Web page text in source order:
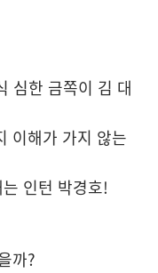
심한 금쪽이 김 대
이해가 가지 않는
인턴 박경호!
까?